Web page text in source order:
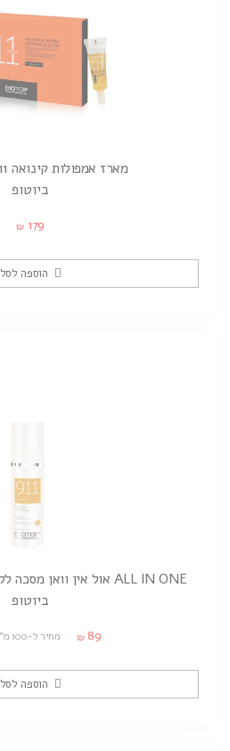
מארז אמפולות קינואה 911 | 6 יחידות
ביוטופ
₪ 179
הוספה לסל
ALL IN ONE אול אין וואן מסכה ללא שטיפה 911 | 150 מ"ל
ביוטופ
₪ 89 מחיר ל-100 מ"ל: ₪59.33
הוספה לסל